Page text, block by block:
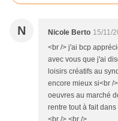
N Nicole Berto 15/11/
<br /> j'ai bcp
avec vous que j'ai
loisirs créatifs au
encore mieux si<br /
oeuvres au marché
rentre tout à fait
<br /> <br />